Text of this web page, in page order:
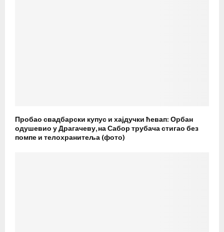
Пробао свадбарски купус и хајдучки ћевап: Орбан
одушевио у Драгачеву, на Сабор трубача стигао без
помпе и телохранитеља (фото)